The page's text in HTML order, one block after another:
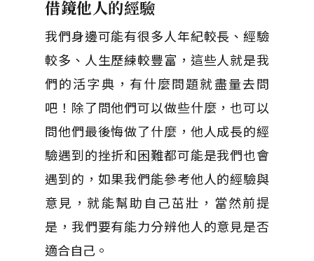
借鏡他人的經驗
我們身邊可能有很多人年紀較長、經驗
較多、人生歷練較豐富，這些人就是我
們的活字典，有什麼問題就盡量去問
吧！除了問他們可以做些什麼，也可以
問他們最後悔做了什麼，他人成長的經
驗遇到的挫折和困難都可能是我們也會
遇到的，如果我們能參考他人的經驗與
意見，就能幫助自己茁壯，當然前提
是，我們要有能力分辨他人的意見是否
適合自己。